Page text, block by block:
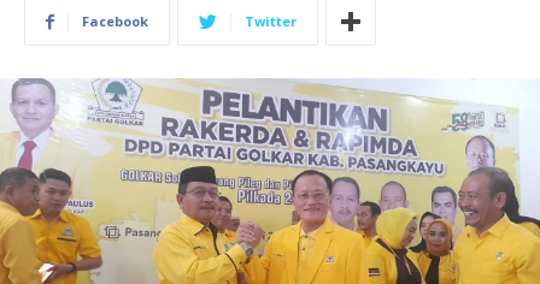
Facebook Twitter